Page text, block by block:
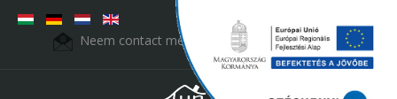
Neem contact met ons op:fht.kft@t-online.hu